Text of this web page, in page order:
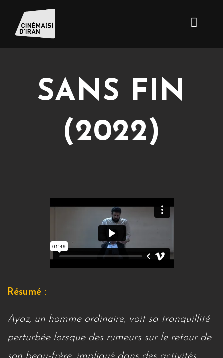
SANS FIN
(2022)
Résumé :
Ayaz, un homme ordinaire, voit sa tranquillité
perturbée lorsque des rumeurs sur le retour de